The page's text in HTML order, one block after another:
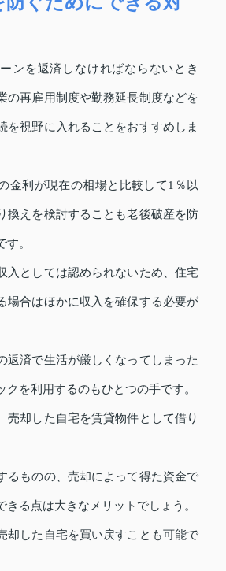
ンを返済しなければならないとき
の再雇用制度や勤務延長制度などを
を視野に入れることをおすすめしま
金利が現在の相場と比較して1％以
換えを検討することも老後破産を防
す。
入としては認められないため、住宅
場合はほかに収入を確保する必要が
返済で生活が厳しくなってしまった
クを利用するのもひとつの手です。
売却した自宅を賃貸物件として借り
るものの、売却によって得た資金で
きる点は大きなメリットでしょう。
却した自宅を買い戻すことも可能で